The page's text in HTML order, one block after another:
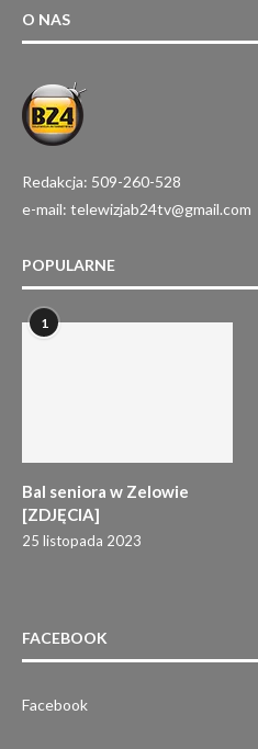
O NAS
Redakcja: 509-260-528
e-mail: telewizjab24tv@gmail.com
POPULARNE
1
Bal seniora w Zelowie
[ZDJĘCIA]
25 listopada 2023
FACEBOOK
Facebook